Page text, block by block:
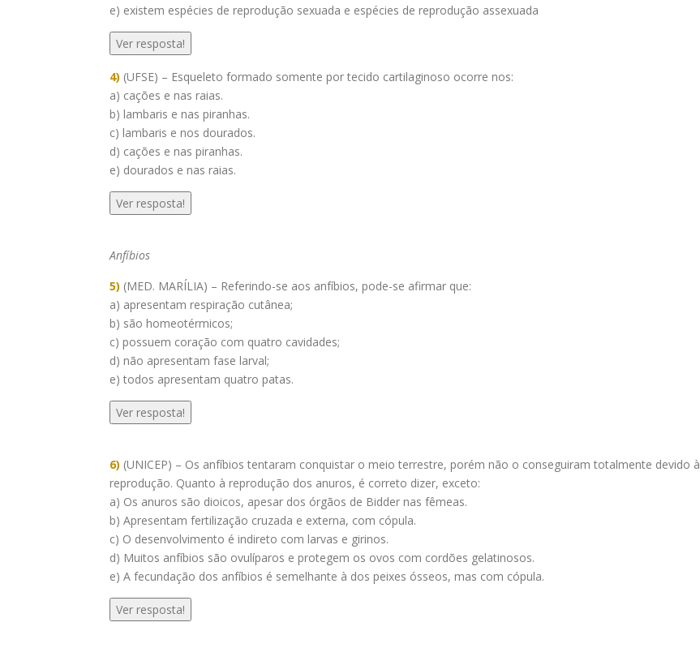
e) existem espécies de reprodução sexuada e espécies de reprodução assexuada
Ver resposta!
4) (UFSE) – Esqueleto formado somente por tecido cartilaginoso ocorre nos:
a) cações e nas raias.
b) lambaris e nas piranhas.
c) lambaris e nos dourados.
d) cações e nas piranhas.
e) dourados e nas raias.
Ver resposta!
Anfíbios
5) (MED. MARÍLIA) – Referindo-se aos anfíbios, pode-se afirmar que:
a) apresentam respiração cutânea;
b) são homeotérmicos;
c) possuem coração com quatro cavidades;
d) não apresentam fase larval;
e) todos apresentam quatro patas.
Ver resposta!
6) (UNICEP) – Os anfíbios tentaram conquistar o meio terrestre, porém não o conseguiram totalmente devido à
reprodução. Quanto à reprodução dos anuros, é correto dizer, exceto:
a) Os anuros são dioicos, apesar dos órgãos de Bidder nas fêmeas.
b) Apresentam fertilização cruzada e externa, com cópula.
c) O desenvolvimento é indireto com larvas e girinos.
d) Muitos anfíbios são ovulíparos e protegem os ovos com cordões gelatinosos.
e) A fecundação dos anfíbios é semelhante à dos peixes ósseos, mas com cópula.
Ver resposta!